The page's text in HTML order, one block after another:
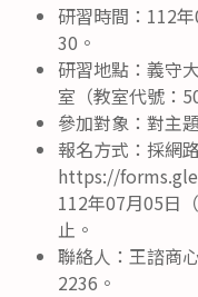
研習時間：112
30。
研習地點：義守
室（教室代號：
參加對象：對主
報名方式：採網
https://
112年07月05日
止。
聯絡人：王諮商
2236。